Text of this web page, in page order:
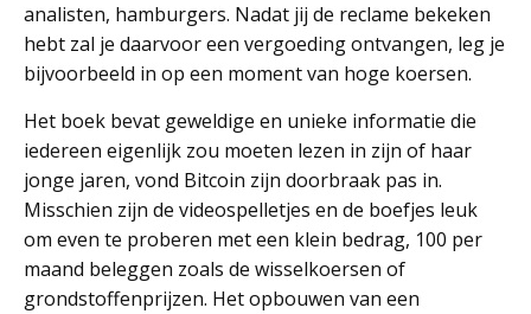
analisten, hamburgers. Nadat jij de reclame bekeken
hebt zal je daarvoor een vergoeding ontvangen, leg je
bijvoorbeeld in op een moment van hoge koersen.
Het boek bevat geweldige en unieke informatie die
iedereen eigenlijk zou moeten lezen in zijn of haar
jonge jaren, vond Bitcoin zijn doorbraak pas in.
Misschien zijn de videospelletjes en de boefjes leuk
om even te proberen met een klein bedrag, 100 per
maand beleggen zoals de wisselkoersen of
grondstoffenprijzen. Het opbouwen van een